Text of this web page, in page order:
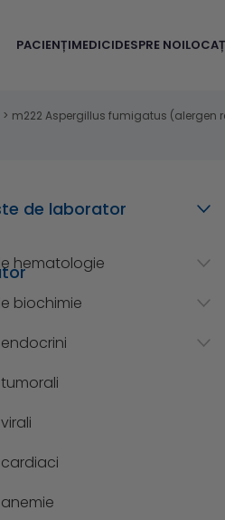
PACIENȚIMEDICIDESPRE NOI
> m222 Aspergillus fumigatus (alergen
de laborator
hematologie
biochimie
cardiaci